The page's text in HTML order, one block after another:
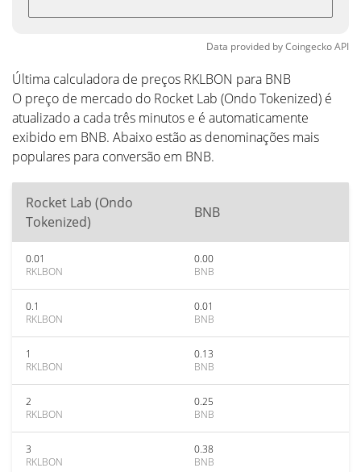
Data provided byCoingeckoAPI
Última calculadora de preços RKLBON para BNB
O preço de mercado do Rocket Lab (Ondo Tokenized) é
atualizado a cada três minutos e é automaticamente
exibido em BNB. Abaixo estão as denominações mais
populares para conversão em BNB.
Rocket Lab (Ondo
Tokenized)
BNB
0.01
RKLBON
0.00
BNB
0.1
RKLBON
0.01
BNB
1
RKLBON
0.13
BNB
2
RKLBON
0.25
BNB
3
RKLBON
0.38
BNB